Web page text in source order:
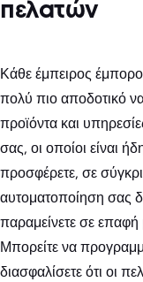
πελατών
Κάθε έμπειρος
πολύ πιο αποδοτικό
προϊόντα και
σας, οι οποίοι είναι
προσφέρετε, σε
αυτοματοποίηση σας
παραμείνετε σε
Μπορείτε να
διασφαλίσετε ότι οι